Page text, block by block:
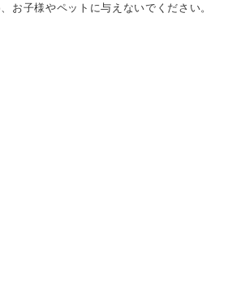
お子様やペットに与えないでください。